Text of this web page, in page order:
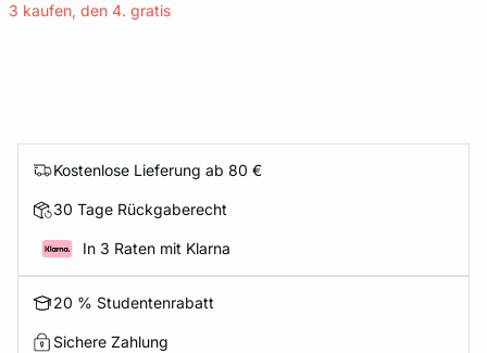
3 kaufen, den 4. gratis
Kostenlose Lieferung ab 80 €
30 Tage Rückgaberecht
In 3 Raten mit Klarna
20 % Studentenrabatt
Sichere Zahlung